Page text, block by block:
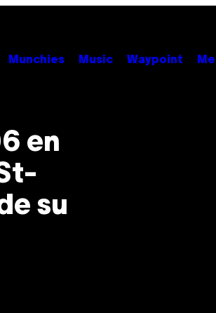
Munchies Music Waypoint
en
su